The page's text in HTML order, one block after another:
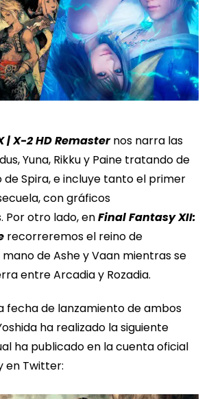
| X-2 HD Remasternos narra las
Yuna, Rikku y Paine tratando de
de Spira, e incluye tanto el primer
con gráficos
Por otro lado, enFinal Fantasy XII:
recorreremos el reino de
de Ashe y Vaan mientras se
entre Arcadia y Rozadia.
fecha de lanzamiento de ambos
ha realizado la siguiente
ha publicado en la cuenta oficial
en Twitter: